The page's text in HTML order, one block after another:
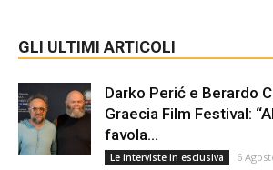
GLI ULTIMI ARTICOLI
Darko Perić e Berardo
Graecia Film Festival:
favola...
Le interviste in esclusiva 6